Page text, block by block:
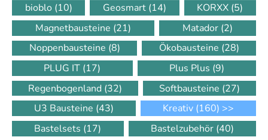
bioblo (10) Geosmart (14) KORXX (5)
Magnetbausteine (21) Matador (2)
Noppenbausteine (8) Ökobausteine (28)
PLUG IT (17) Plus Plus (9)
Regenbogenland (32) Softbausteine (27)
U3 Bausteine (43) Kreativ (160) >>
Bastelsets (17) Bastelzubehör (40)